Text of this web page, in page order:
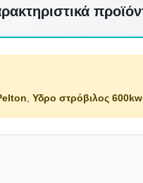
Υδρο στρόβιλος